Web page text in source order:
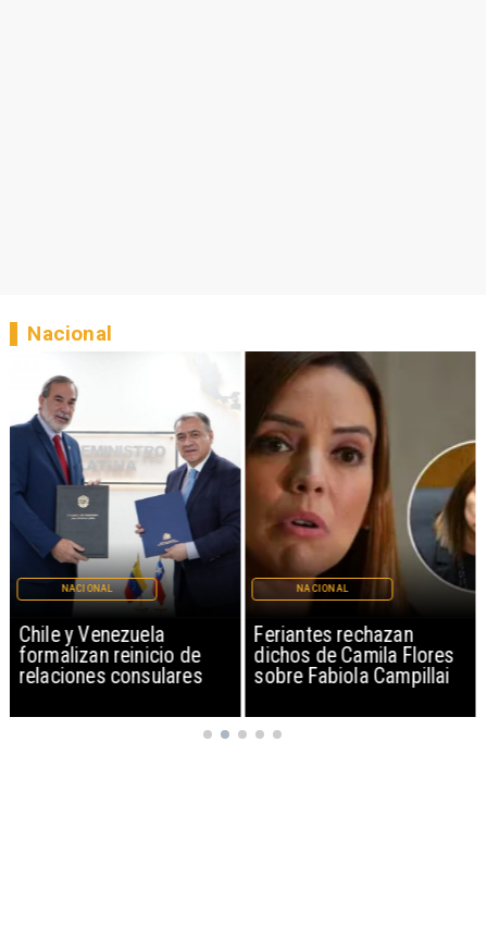
Chile y Venezuela
formalizan reinicio de
relaciones consulares
NACIONAL
Feriantes rechazan
dichos de Camila Flores
sobre Fabiola Campillai
NACIONAL
Nacional